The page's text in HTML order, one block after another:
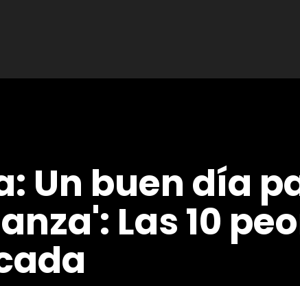
Un buen día
Las 10